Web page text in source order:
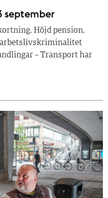
september
Höjd pension.
arbetslivskriminalitet
– Transport har